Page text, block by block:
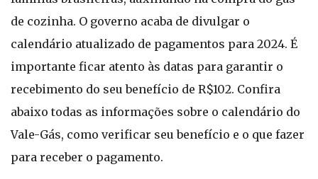
de cozinha. O governo acaba de divulgar o
calendário atualizado de pagamentos para 2024. É
importante ficar atento às datas para garantir o
recebimento do seu benefício de R$102. Confira
abaixo todas as informações sobre o calendário do
Vale-Gás, como verificar seu benefício e o que fazer
para receber o pagamento.